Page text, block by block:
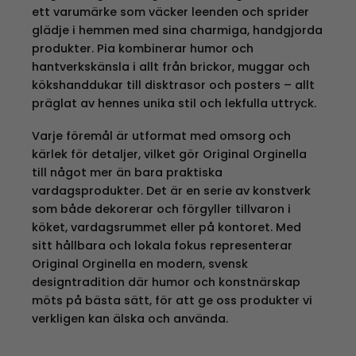
ett varumärke som väcker leenden och sprider
glädje i hemmen med sina charmiga, handgjorda
produkter. Pia kombinerar humor och
hantverkskänsla i allt från brickor, muggar och
kökshanddukar till disktrasor och posters – allt
präglat av hennes unika stil och lekfulla uttryck.
Varje föremål är utformat med omsorg och
kärlek för detaljer, vilket gör Original Orginella
till något mer än bara praktiska
vardagsprodukter. Det är en serie av konstverk
som både dekorerar och förgyller tillvaron i
köket, vardagsrummet eller på kontoret. Med
sitt hållbara och lokala fokus representerar
Original Orginella en modern, svensk
designtradition där humor och konstnärskap
möts på bästa sätt, för att ge oss produkter vi
verkligen kan älska och använda.